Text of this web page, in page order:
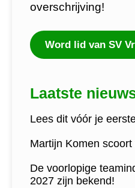
overschrijving!
Word lid van SV
Laatste
Lees dit vóór je
Martijn Komen
De voorlopige
2027 zijn bekend!